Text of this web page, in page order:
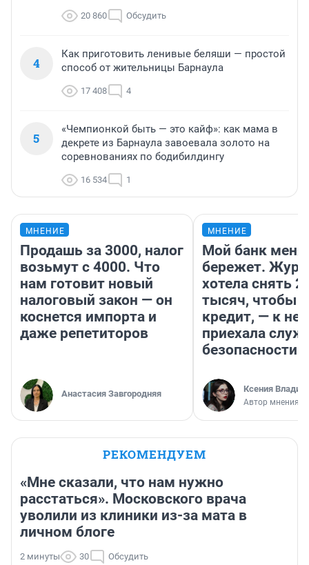
20 860 Обсудить
4
Как приготовить ленивые беляши — простой
способ от жительницы Барнаула
17 408 4
5
«Чемпионкой быть — это кайф»: как мама в
декрете из Барнаула завоевала золото на
соревнованиях по бодибилдингу
16 534 1
МНЕНИЕ
Продашь за 3000, налог
возьмут с 4000. Что
нам готовит новый
налоговый закон — он
коснется импорта и
даже репетиторов
Анастасия Завгородняя
МНЕНИЕ
Мой банк меня
бережет.
хотела снять
тысяч, чтобы
кредит, — к
приехала
безопасности
Ксения
Автор мнения
РЕКОМЕНДУЕМ
«Мне сказали, что нам нужно
расстаться». Московского врача
уволили из клиники из-за мата в
личном блоге
2 минуты 30 Обсудить